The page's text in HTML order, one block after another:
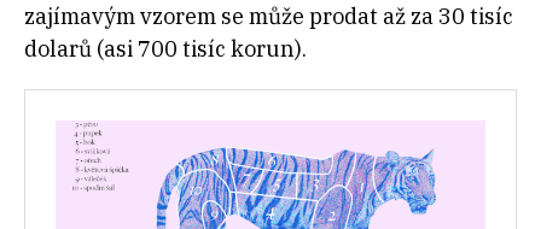
zajímavým vzorem se může prodat až za 30 tisíc
dolarů (asi 700 tisíc korun).